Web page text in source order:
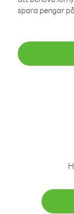
spara pengar